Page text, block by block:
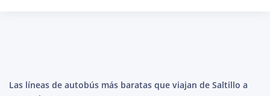
Las líneas de autobús más baratas que viajan de Saltillo a